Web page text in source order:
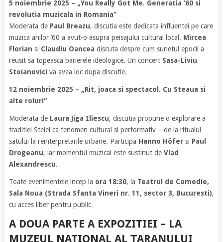
5 noiembrie 2025 – „You Really Got Me. Generatia ’60 si
revolutia muzicala in Romania”
Moderata de Paul Breazu, discutia este dedicata influentei pe care
muzica anilor ’60 a avut-o asupra peisajului cultural local. Mircea
Florian si Claudiu Oancea discuta despre cum sunetul epocii a
reusit sa topeasca barierele ideologice. Un concert Sasa-Liviu
Stoianovici va avea loc dupa discutie.
12 noiembrie 2025 – „Rit, joaca si spectacol. Cu Steaua si
alte roluri”
Moderata de Laura Jiga Iliescu, discutia propune o explorare a
traditiei Stelei ca fenomen cultural si performativ – de la ritualul
satului la reinterpretarile urbane. Participa Hanno Höfersi Paul
Drogeanu, iar momentul muzical este sustinut de Vlad
Alexandrescu.
Toate evenimentele incep la ora 18:30, la Teatrul de Comedie,
Sala Noua (Strada Sfanta Vineri nr. 11, sector 3, Bucuresti),
cu acces liber pentru public.
A DOUA PARTE A EXPOZITIEI – LA
MUZEUL NATIONAL AL ȚARANULUI